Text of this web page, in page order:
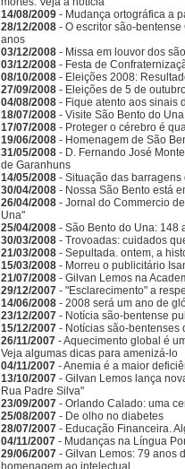
14/08/2009 - Mudança ortográfica a
28/12/2008 - O escritor são-
anos
03/12/2008 - Missa em louvor dos
03/12/2008 - Festa de
08/10/2008 - Eleições 2008:
27/09/2008 - Eleições de 5 de
04/08/2008 - Fique atento aos sinais
18/07/2008 - Visite São Bento do
17/07/2008 - Proteger o cérebro é
19/06/2008 - Homenagem de São
31/05/2008 - D. Fernando José
de Garanhuns
14/05/2008 - Situação das
30/04/2008 - Nossa São Bento está
26/04/2008 - Jornal do Commercio
Una"
25/04/2008 - São Bento do Una: 148
30/03/2008 - Trovoadas: cuidados
21/03/2008 - Sepultada. ontem, a
15/03/2008 - Morreu o publicitário
21/07/2008 - Gilvan Lemos na
29/12/2007 - "Esclarecimento" a
14/06/2008 - 2008 será um ano de
23/12/2007 - Notícia são-bentense
15/12/2007 - Notícias são-bentenses
26/11/2007 - Aquecimento global é
Veja algumas dicas para amenizá-lo
04/11/2007 - Anemia é a maior
13/10/2007 - Gilvan Lemos lança
Rua Padre Silva"
23/09/2007 - Orlando Calado: uma
25/08/2007 - De olho no diabetes
28/07/2007 - Educação Financeira.
04/11/2007 - Mudanças na Língua
29/06/2007 - Gilvan Lemos: 79 anos
homenagem ao intelectual.